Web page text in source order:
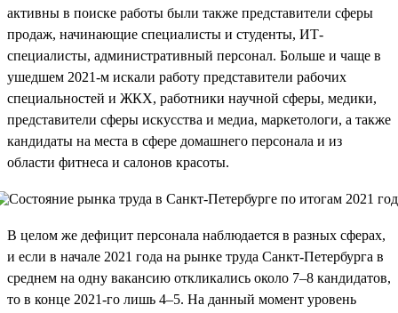
активны в поиске работы были также представители сферы
продаж, начинающие специалисты и студенты, ИТ-
специалисты, административный персонал. Больше и чаще в
ушедшем 2021-м искали работу представители рабочих
специальностей и ЖКХ, работники научной сферы, медики,
представители сферы искусства и медиа, маркетологи, а также
кандидаты на места в сфере домашнего персонала и из
области фитнеса и салонов красоты.
В целом же дефицит персонала наблюдается в разных сферах,
и если в начале 2021 года на рынке труда Санкт-Петербурга в
среднем на одну вакансию откликались около 7–8 кандидатов,
то в конце 2021-го лишь 4–5. На данный момент уровень